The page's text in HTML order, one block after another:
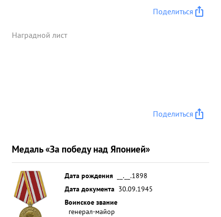
Поделиться
Наградной лист
Поделиться
Медаль «За победу над Японией»
Дата рождения
__.__.1898
Дата документа 30.09.1945
Воинское звание
генерал-майор